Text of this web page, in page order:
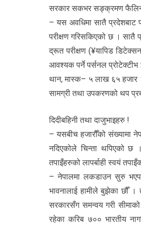
सरकार सकभर सङ्क्रमण फैलिन
– यस अवधिमा सातै प्रदेशबाट
परीक्षण गरिसकिएको छ । सातै
द्रूत परीक्षण (¥यापिड
आवश्यक पर्ने पर्सनल
थान, मास्क– ५ लाख ६५ हजार
सामग्री तथा उपकरणको थप
दिदीबहिनी तथा दाजुभाइहरु !
– यसबीच हजारौँको संख्यामा
नदिएकोले चिन्ता थपिएको छ
तपाइँहरुको लापर्बाही स्वयं
– नेपालमा लकडाउन सुरु
भावनालाई हामीले बुझेका छौँ ।
सरकारसँग समन्वय गरी
रहेका करिब ७०० भारतीय